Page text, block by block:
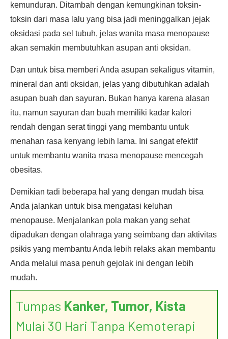
kemunduran. Ditambah dengan kemungkinan toksin-
toksin dari masa lalu yang bisa jadi meninggalkan jejak
oksidasi pada sel tubuh, jelas wanita masa menopause
akan semakin membutuhkan asupan anti oksidan.
Dan untuk bisa memberi Anda asupan sekaligus vitamin,
mineral dan anti oksidan, jelas yang dibutuhkan adalah
asupan buah dan sayuran. Bukan hanya karena alasan
itu, namun sayuran dan buah memiliki kadar kalori
rendah dengan serat tinggi yang membantu untuk
menahan rasa kenyang lebih lama. Ini sangat efektif
untuk membantu wanita masa menopause mencegah
obesitas.
Demikian tadi beberapa hal yang dengan mudah bisa
Anda jalankan untuk bisa mengatasi keluhan
menopause. Menjalankan pola makan yang sehat
dipadukan dengan olahraga yang seimbang dan aktivitas
psikis yang membantu Anda lebih relaks akan membantu
Anda melalui masa penuh gejolak ini dengan lebih
mudah.
Tumpas Kanker, Tumor, Kista
Mulai 30 Hari Tanpa Kemoterapi